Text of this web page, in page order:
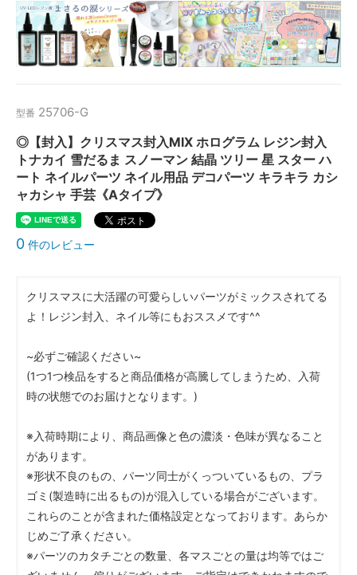
型番 25706-G
◎【封入】クリスマス封入MIX ホログラム レジン封入
トナカイ 雪だるま スノーマン 結晶 ツリー 星 スター ハ
ート ネイルパーツ ネイル用品 デコパーツ キラキラ カシ
ャカシャ 手芸《Aタイプ》
0 件のレビュー
クリスマスに大活躍の可愛らしいパーツがミックスされてる
よ！レジン封入、ネイル等にもおススメです^^
~必ずご確認ください~
(1つ1つ検品をすると商品価格が高騰してしまうため、入荷
時の状態でのお届けとなります。)
※入荷時期により、商品画像と色の濃淡・色味が異なること
があります。
※形状不良のもの、パーツ同士がくっついているもの、プラ
ゴミ(製造時に出るもの)が混入している場合がございます。
これらのことが含まれた価格設定となっております。あらか
じめご了承ください。
※パーツのカタチごとの数量、各マスごとの量は均等ではご